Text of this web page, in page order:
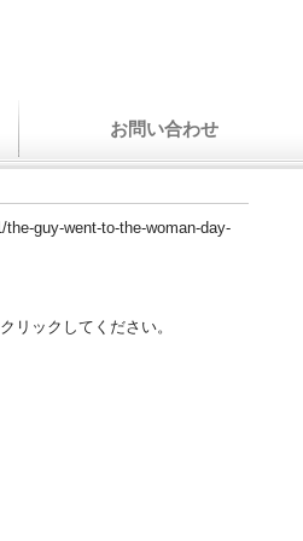
お問い合わせ
guy-went-to-the-woman-day-
リックしてください。